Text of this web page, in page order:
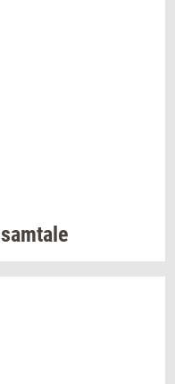
sam­ta­le